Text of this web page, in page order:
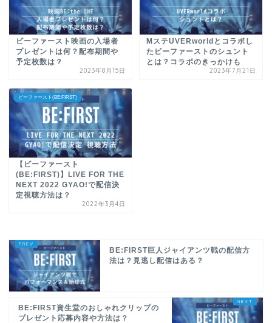
ビーファースト映画の入場者
プレゼントは何？配布期間や
予定枚数は？
2023年8月15日
MステUVERworldとコラボし
たビーファーストのシュント
とは？コラボのきっかけも
2023年7月21日
ビーファースト(BE:FIRST)
【ビーファースト
(BE:FIRST)】LIVE FOR THE
NEXT 2022 GYAO!で配信決
定視聴方法は？
2022年3月4日
BE:FIRST巨人ジャイアンツ戦の配信方
法は？見逃し配信はある？
BE:FIRST資生堂のおしゃれクリップの
プレゼント応募内容や方法は？